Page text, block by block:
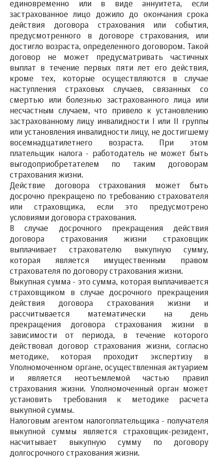
единовременно или в виде аннуитета, если
застрахованное лицо дожило до окончания срока
действия договора страхования или события,
предусмотренного в договоре страхования, или
достигло возраста, определенного договором. Такой
договор не может предусматривать частичных
выплат в течение первых пяти лет его действия,
кроме тех, которые осуществляются в случае
наступления страховых случаев, связанных со
смертью или болезнью застрахованного лица или
несчастным случаем, что привело к установлению
застрахованному лицу инвалидности I или II группы
или установления инвалидности лицу, не достигшему
восемнадцатилетнего возраста. При этом
плательщик налога - работодатель не может быть
выгодоприобретателем по таким договорам
страхования жизни.
Действие договора страхования может быть
досрочно прекращено по требованию страхователя
или страховщика, если это предусмотрено
условиями договора страхования.
В случае досрочного прекращения действия
договора страхования жизни страховщик
выплачивает страхователю выкупную сумму,
которая является имущественным правом
страхователя по договору страхования жизни.
Выкупная сумма - это сумма, которая выплачивается
страховщиком в случае досрочного прекращения
действия договора страхования жизни и
рассчитывается математически на день
прекращения договора страхования жизни в
зависимости от периода, в течение которого
действовал договор страхования жизни, согласно
методике, которая проходит экспертизу в
Уполномоченном органе, осуществленная актуарием
и является неотъемлемой частью правил
страхования жизни. Уполномоченный орган может
установить требования к методике расчета
выкупной суммы.
Налоговым агентом налогоплательщика - получателя
выкупной суммы является страховщик-резидент,
насчитывает выкупную сумму по договору
долгосрочного страхования жизни.